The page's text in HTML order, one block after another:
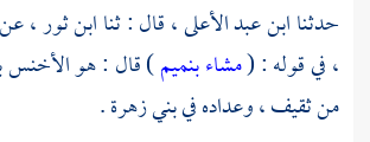
حدثناابن عبد الأعلى ،قال : ثناابن ثور ،
،في قوله : (مشاء بنميم) قال : هو
منثقيف ،وعداده فيبني زهرة.